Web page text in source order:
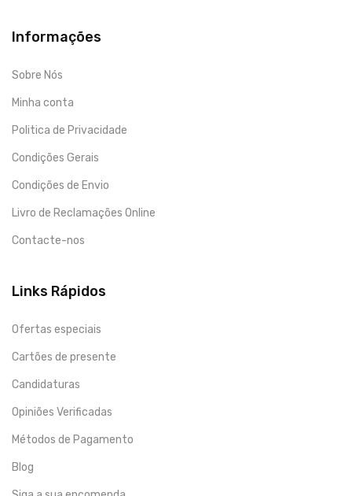
Informações
Sobre Nós
Minha conta
Politica de Privacidade
Condições Gerais
Condições de Envio
Livro de Reclamações Online
Contacte-nos
Links Rápidos
Ofertas especiais
Cartões de presente
Candidaturas
Opiniões Verificadas
Métodos de Pagamento
Blog